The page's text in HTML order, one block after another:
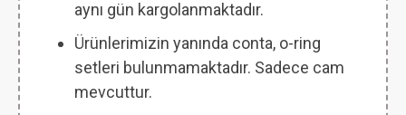
aynı gün kargolanmaktadır.
Ürünlerimizin yanında conta, o-ring
setleri bulunmamaktadır. Sadece cam
mevcuttur.